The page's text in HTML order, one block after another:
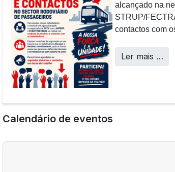
alcançado na
STRUP/
contactos com
Ler mais …
aos
sucesso os
a uma frota tão
Call Centers
Calendário de eventos